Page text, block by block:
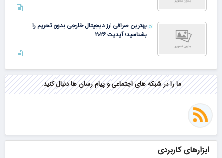
بهترین صرافی ارز دیجیتال خارجی بدون تحریم را
بشناسید؛ آپدیت ۲۰۲۶
ما را در شبکه های اجتماعی و پیام رسان ها دنبال کنید.
ابزارهای کاربردی